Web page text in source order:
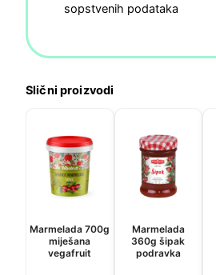
sopstvenih podataka
Slični proizvodi
Marmelada 700g
miješana
vegafruit
Marmelada
360g šipak
podravka